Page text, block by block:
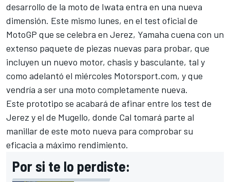
desarrollo de la moto de Iwata entra en una nueva
dimensión. Este mismo lunes, en el test oficial de
MotoGP que se celebra en Jerez, Yamaha cuena con un
extenso paquete de piezas nuevas para probar, que
incluyen un nuevo motor, chasis y basculante, tal y
como adelantó el miércoles Motorsport.com, y que
vendría a ser una moto completamente nueva.
Este prototipo se acabará de afinar entre los test de
Jerez y el de Mugello, donde Cal tomará parte al
manillar de este moto nueva para comprobar su
eficacia a máximo rendimiento.
Por si te lo perdiste: